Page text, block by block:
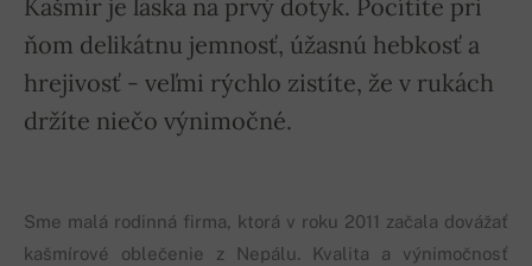
Kašmír je láska na prvý dotyk. Pocítite pri
ňom delikátnu jemnosť, úžasnú hebkosť a
hrejivosť - veľmi rýchlo zistíte, že v rukách
držíte niečo výnimočné.
Sme malá rodinná firma, ktorá v roku 2011 začala dovážať
kašmírové oblečenie z Nepálu. Kvalita a výnimočnosť